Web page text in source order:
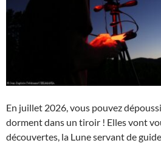
En juillet 2026, vous pouvez
dorment dans un tiroir ! Elles vont
découvertes, la Lune servant de